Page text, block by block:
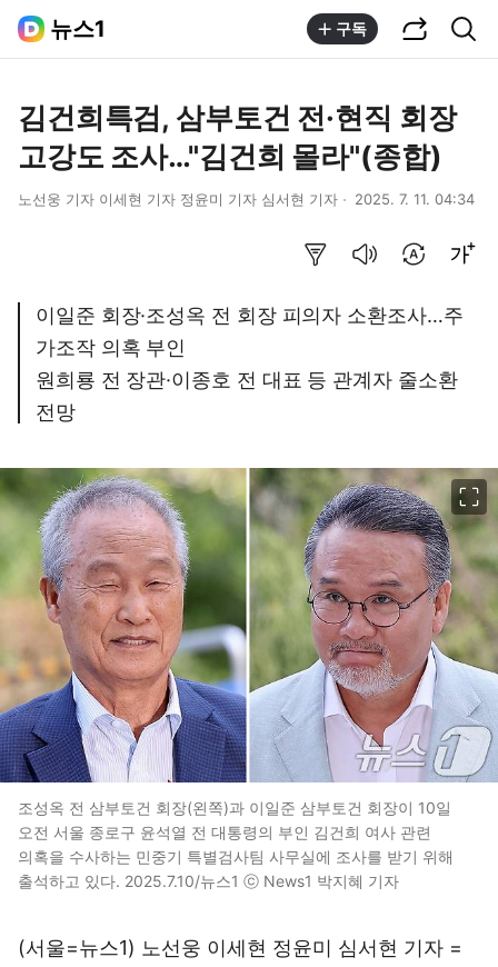
뉴스1 구독
김건희특검, 삼부토건 전·현직 회장
고강도 조사…"김건희 몰라"(종합)
노선웅 기자 이세현 기자 정윤미 기자 심서현 기자 2025. 7. 11. 04:34
이일준 회장·조성옥 전 회장 피의자 소환조사…주
가조작 의혹 부인
원희룡 전 장관·이종호 전 대표 등 관계자 줄소환
전망
조성옥 전 삼부토건 회장(왼쪽)과 이일준 삼부토건 회장이 10일
오전 서울 종로구 윤석열 전 대통령의 부인 김건희 여사 관련
의혹을 수사하는 민중기 특별검사팀 사무실에 조사를 받기 위해
출석하고 있다. 2025.7.10/뉴스1 ⓒ News1 박지혜 기자
(서울=뉴스1) 노선웅 이세현 정윤미 심서현 기자 =